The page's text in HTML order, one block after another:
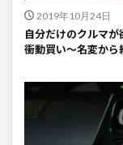
2019年10月24日
自分だけのクルマ
衝動買い〜名変から